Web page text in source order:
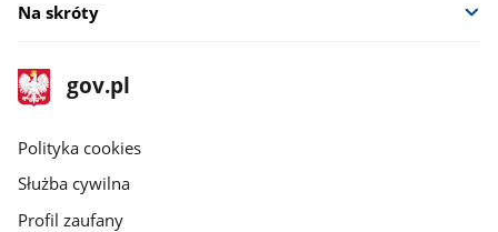
Na skróty
stopka
gov.pl
Strona
gov.pl
gov.pl
Polityka cookies
Służba cywilna
Profil zaufany